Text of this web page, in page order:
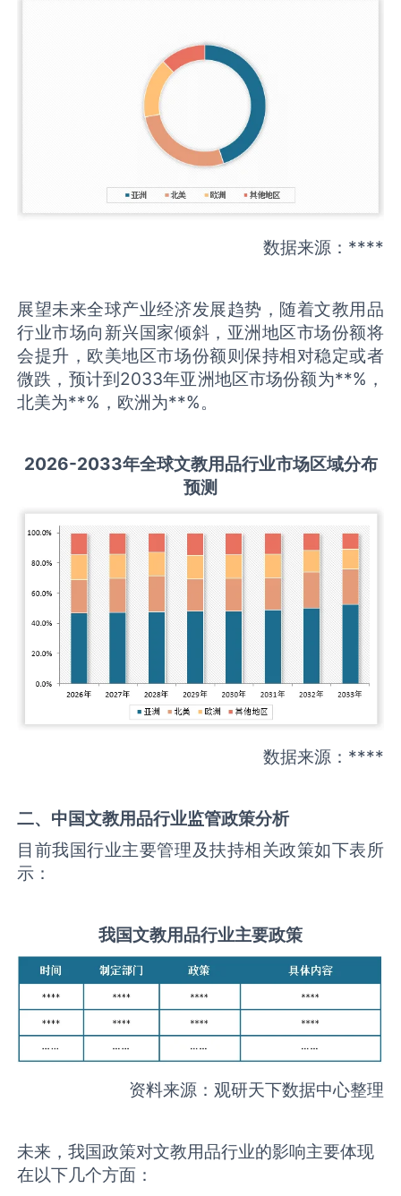
数据来源：****
展望未来全球产业经济发展趋势，随着文教用品
行业市场向新兴国家倾斜，亚洲地区市场份额将
会提升，欧美地区市场份额则保持相对稳定或者
微跌，预计到2033年亚洲地区市场份额为**%，
北美为**%，欧洲为**%。
2026-2033年全球文教用品行业市场区域分布
预测
数据来源：****
二、中国文教用品行业监管政策分析
目前我国行业主要管理及扶持相关政策如下表所
示：
我国文教用品行业主要政策
资料来源：观研天下数据中心整理
未来，我国政策对文教用品行业的影响主要体现
在以下几个方面：